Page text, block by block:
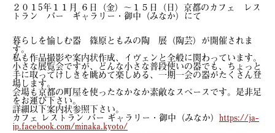
２０１5年１１月 ６日（金）～１５日（日）京都のカフェ レス
トラン バー ギャラリー・御中（みなか）にて
暮らしを愉しむ器 篠原ともみの陶 展（陶芸）が開催されま
す。
私も作品撮影や案内状作成、イヴェンと全般に関わっています。
小さな展覧会ですが、どんな小さな普段使いの器でも、ちょっと
手に取ってけしきを眺めて楽しめる、一期一会の器がたくさん登
場します。
会場も京都の町屋を使ったなかなか素敵なスペースです。是非足
をお運び下さい。
詳細以下案内状参照下さい。
カフェ レストラン バー ギャラリー・御中（みなか） https://ja-
jp.facebook.com/minaka.kyoto/